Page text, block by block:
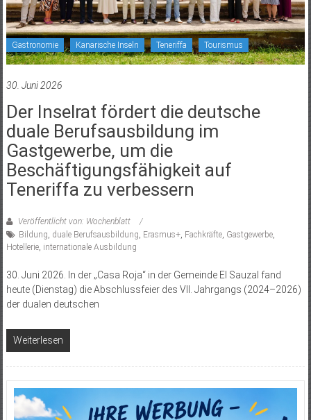
Gastronomie Kanarische Inseln Teneriffa Tourismus
30. Juni 2026
Der Inselrat fördert die deutsche
duale Berufsausbildung im
Gastgewerbe, um die
Beschäftigungsfähigkeit auf
Teneriffa zu verbessern
Veröffentlicht von: Wochenblatt
Bildung, duale Berufsausbildung, Erasmus+, Fachkräfte, Gastgewerbe,
Hotellerie, internationale Ausbildung
30. Juni 2026. In der „Casa Roja“ in der Gemeinde El Sauzal fand
heute (Dienstag) die Abschlussfeier des VII. Jahrgangs (2024–2026)
der dualen deutschen
Weiterlesen